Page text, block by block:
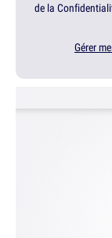
de la
Gérer